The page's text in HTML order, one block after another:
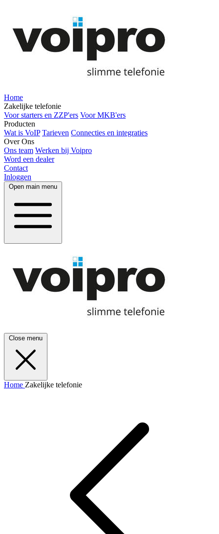
Home
Zakelijke telefonie
Voor starters en ZZP'ers Voor MKB'ers
Producten
Wat is VoIP Tarieven Connecties en integraties
Over Ons
Ons team Werken bij Voipro
Word een dealer
Contact
Inloggen
Open main menu
Close menu
Home Zakelijke telefonie